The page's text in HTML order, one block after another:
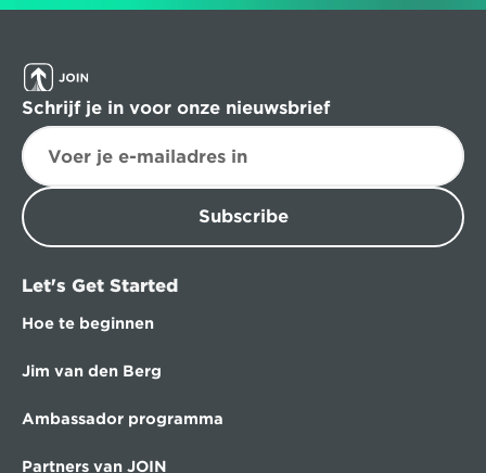
Schrijf je in voor onze nieuwsbrief
Subscribe
Let's Get Started
Hoe te beginnen
Jim van den Berg
Ambassador programma
Partners van JOIN